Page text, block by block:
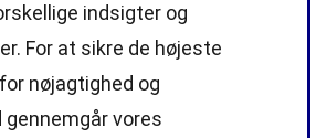
indsigter og
For at sikre de højeste
for nøjagtighed og
gennemgår vores